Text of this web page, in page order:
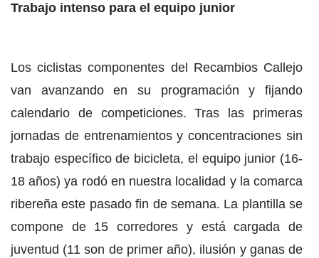
Trabajo intenso para el equipo junior
Los ciclistas componentes del Recambios Callejo
van avanzando en su programación y fijando
calendario de competiciones. Tras las primeras
jornadas de entrenamientos y concentraciones sin
trabajo específico de bicicleta, el equipo junior (16-
18 años) ya rodó en nuestra localidad y la comarca
ribereña este pasado fin de semana. La plantilla se
compone de 15 corredores y está cargada de
juventud (11 son de primer año), ilusión y ganas de